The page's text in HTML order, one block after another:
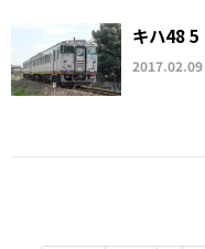
キハ48 5
2017.02.09